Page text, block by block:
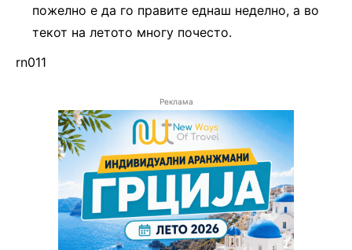
пожелно е да го правите еднаш неделно, а во
текот на летото многу почесто.
rn011
Реклама